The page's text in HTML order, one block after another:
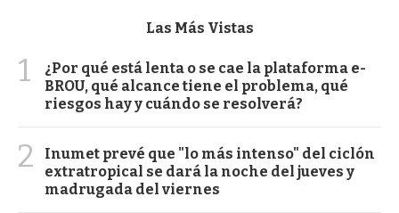
Las Más Vistas
1
¿Por qué está lenta o se cae la plataforma e-
BROU, qué alcance tiene el problema, qué
riesgos hay y cuándo se resolverá?
2
Inumet prevé que "lo más intenso" del ciclón
extratropical se dará la noche del jueves y
madrugada del viernes